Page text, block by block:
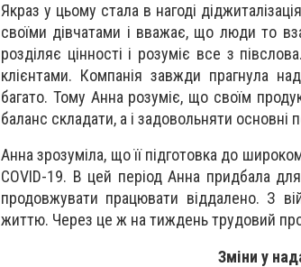
Якраз у цьому стала в нагоді
своїми дівчатами і вважає, що люди то
розділяє цінності і розуміє все з
клієнтами. Компанія завжди прагнула
багато. Тому Анна розуміє, що своїм
баланс складати, а і задовольняти основні
Анна зрозуміла, що її підготовка до
COVID-19. В цей період Анна придбала
продовжувати працювати віддалено. З
життю. Через це ж на тиждень трудовий
Зміни у